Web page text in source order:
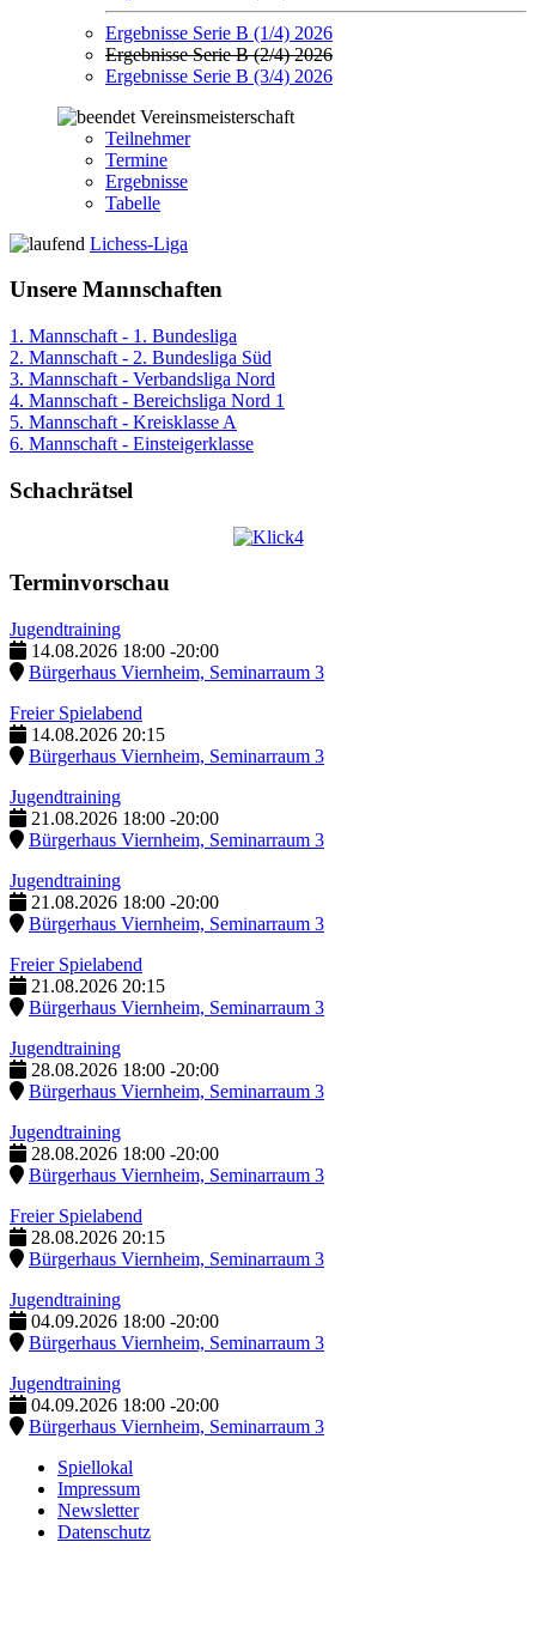
Ergebnisse Serie B (1/4) 2026
Ergebnisse Serie B (2/4) 2026
Ergebnisse Serie B (3/4) 2026
Vereinsmeisterschaft
Teilnehmer
Termine
Ergebnisse
Tabelle
Lichess-Liga
Unsere Mannschaften
1. Mannschaft - 1. Bundesliga
2. Mannschaft - 2. Bundesliga Süd
3. Mannschaft - Verbandsliga Nord
4. Mannschaft - Bereichsliga Nord 1
5. Mannschaft - Kreisklasse A
6. Mannschaft - Einsteigerklasse
Schachrätsel
Terminvorschau
Jugendtraining
14.08.2026 18:00 -20:00
Bürgerhaus Viernheim, Seminarraum 3
Freier Spielabend
14.08.2026 20:15
Bürgerhaus Viernheim, Seminarraum 3
Jugendtraining
21.08.2026 18:00 -20:00
Bürgerhaus Viernheim, Seminarraum 3
Jugendtraining
21.08.2026 18:00 -20:00
Bürgerhaus Viernheim, Seminarraum 3
Freier Spielabend
21.08.2026 20:15
Bürgerhaus Viernheim, Seminarraum 3
Jugendtraining
28.08.2026 18:00 -20:00
Bürgerhaus Viernheim, Seminarraum 3
Jugendtraining
28.08.2026 18:00 -20:00
Bürgerhaus Viernheim, Seminarraum 3
Freier Spielabend
28.08.2026 20:15
Bürgerhaus Viernheim, Seminarraum 3
Jugendtraining
04.09.2026 18:00 -20:00
Bürgerhaus Viernheim, Seminarraum 3
Jugendtraining
04.09.2026 18:00 -20:00
Bürgerhaus Viernheim, Seminarraum 3
Spiellokal
Impressum
Newsletter
Datenschutz